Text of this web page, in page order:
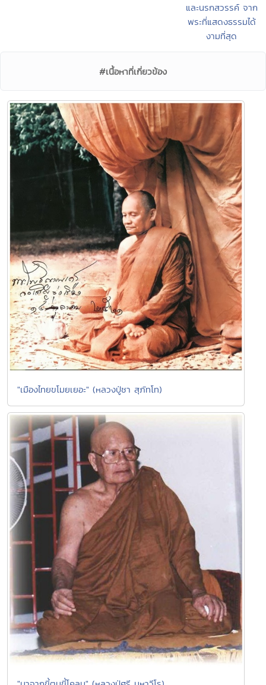
และนรกสวรรค์ จาก
พระที่แสดงธรรมได้
งามที่สุด
#เนื้อหาที่เกี่ยวข้อง
"เมืองไทยขโมยเยอะ" (หลวงปู่ชา สุภัทโท)